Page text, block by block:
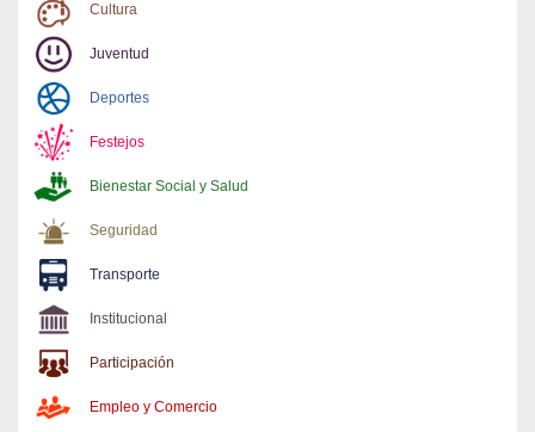
Cultura
Juventud
Deportes
Festejos
Bienestar Social y Salud
Seguridad
Transporte
Institucional
Participación
Empleo y Comercio